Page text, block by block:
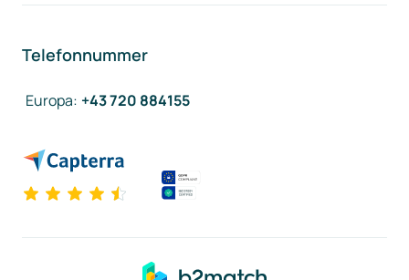
Telefonnummer
Europa: +43 720 884155